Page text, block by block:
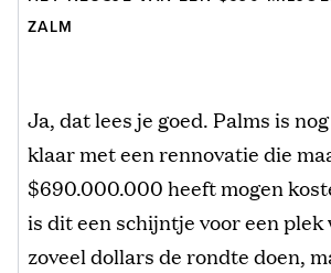
ZALM
Ja, dat lees je goed. Palms is
klaar met een rennovatie die
$690.000.000 heeft mogen
is dit een schijntje voor een
zoveel dollars de rondte doen,